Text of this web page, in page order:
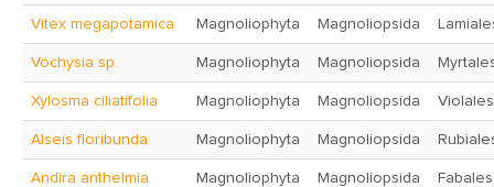
Vitex megapotamica Magnoliophyta Magnoliopsida
Vochysia sp. Magnoliophyta Magnoliopsida
Xylosma ciliatifolia Magnoliophyta Magnoliopsida Violales
Alseis floribunda Magnoliophyta Magnoliopsida
Andira anthelmia Magnoliophyta Magnoliopsida Fabales